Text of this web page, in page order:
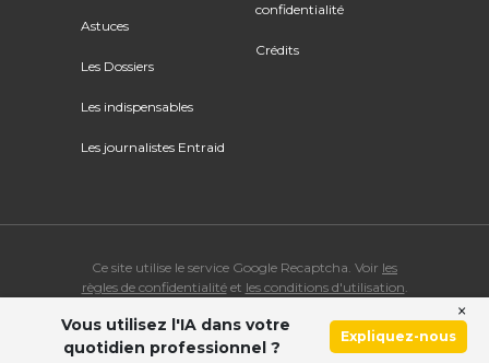
Astuces
Les Dossiers
Les indispensables
Les journalistes Entraid
confidentialité
Crédits
Ce site utilise le service Google Recaptcha. Voir les
règles de confidentialitéet les conditions d'utilisation.
© Copyright 2026 ENTRAID. Tous droits réservés.
Vous utilisez l'IA dans votre
quotidien professionnel ?
Expliquez-nous
×